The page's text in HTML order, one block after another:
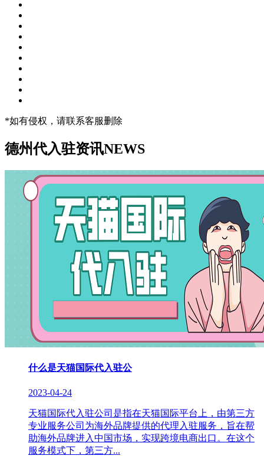
*如有侵权，请联系客服删除
德州代入驻资讯NEWS
什么是天猫国际代入驻公
2023-04-24
天猫国际代入驻公司是指在天猫国际平台上，由第三方
专业服务公司为海外品牌提供的代理入驻服务，旨在帮
助海外品牌进入中国市场，实现跨境电商出口。在这个
服务模式下，第三方...